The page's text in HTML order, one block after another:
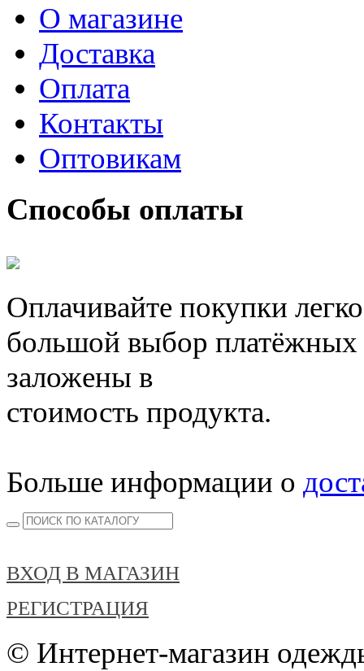
О магазине
Доставка
Оплата
Контакты
Оптовикам
Способы оплаты
Оплачивайте покупки
большой выбор
заложены в
стоимость продукта.
Больше информации о
ВХОД В МАГАЗИН
РЕГИСТРАЦИЯ
© Интернет-магазин